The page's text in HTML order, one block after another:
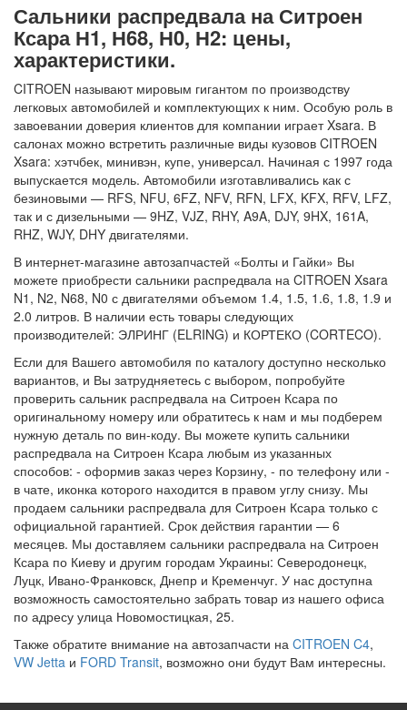
Сальники распредвала на Ситроен
Ксара Н1, Н68, Н0, Н2: цены,
характеристики.
CITROEN называют мировым гигантом по производству
легковых автомобилей и комплектующих к ним. Особую роль в
завоевании доверия клиентов для компании играет Xsara. В
салонах можно встретить различные виды кузовов CITROEN
Xsara: хэтчбек, минивэн, купе, универсал. Начиная с 1997 года
выпускается модель. Автомобили изготавливались как с
безиновыми — RFS, NFU, 6FZ, NFV, RFN, LFX, KFX, RFV, LFZ,
так и с дизельными — 9HZ, VJZ, RHY, A9A, DJY, 9HX, 161A,
RHZ, WJY, DHY двигателями.
В интернет-магазине автозапчастей «Болты и Гайки» Вы
можете приобрести сальники распредвала на CITROEN Xsara
N1, N2, N68, N0 с двигателями объемом 1.4, 1.5, 1.6, 1.8, 1.9 и
2.0 литров. В наличии есть товары следующих
производителей: ЭЛРИНГ (ELRING) и КОРТЕКО (CORTECO).
Если для Вашего автомобиля по каталогу доступно несколько
вариантов, и Вы затрудняетесь с выбором, попробуйте
проверить сальник распредвала на Ситроен Ксара по
оригинальному номеру или обратитесь к нам и мы подберем
нужную деталь по вин-коду. Вы можете купить сальники
распредвала на Ситроен Ксара любым из указанных
способов: - оформив заказ через Корзину, - по телефону или -
в чате, иконка которого находится в правом углу снизу. Мы
продаем сальники распредвала для Ситроен Ксара только с
официальной гарантией. Срок действия гарантии — 6
месяцев. Мы доставляем сальники распредвала на Ситроен
Ксара по Киеву и другим городам Украины: Северодонецк,
Луцк, Ивано-Франковск, Днепр и Кременчуг. У нас доступна
возможность самостоятельно забрать товар из нашего офиса
по адресу улица Новомостицкая, 25.
Также обратите внимание на автозапчасти на CITROEN C4,
VW Jetta и FORD Transit, возможно они будут Вам интересны.